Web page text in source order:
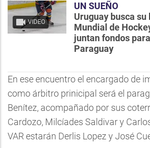
VIDEO
UN SUEÑO
Uruguay busca su
Mundial de
juntan fondos
Paraguay
En ese encuentro el encargado de
como árbitro prinicipal será el
Benítez, acompañado por sus
Cardozo, Milcíades Saldivar y
VAR estarán Derlis Lopez y José